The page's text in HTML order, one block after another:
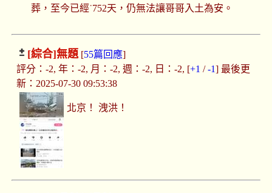
葬，至今已經˙752天，仍無法讓哥哥入土為安。
[綜合]無題[55篇回應]
評分：-2, 年：-2, 月：-2, 週：-2, 日：-2, [+1 /-1] 最後更
新：2025-07-30 09:53:38
北京！ 洩洪！